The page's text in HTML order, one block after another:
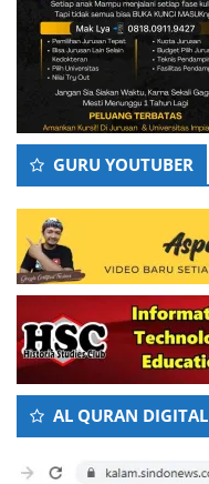
GURU YOUTUBER
AL QURAN DIGITAL